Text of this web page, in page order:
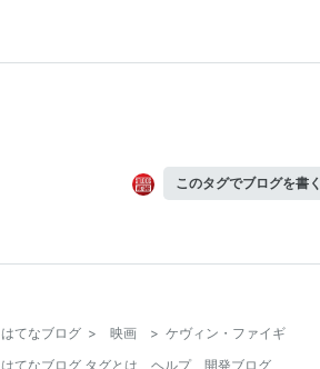
このタグでブログを書く
はてなブログ > 映画 > ケヴィン・ファイギ
はてなブログ タグとは
ヘルプ
開発ブログ